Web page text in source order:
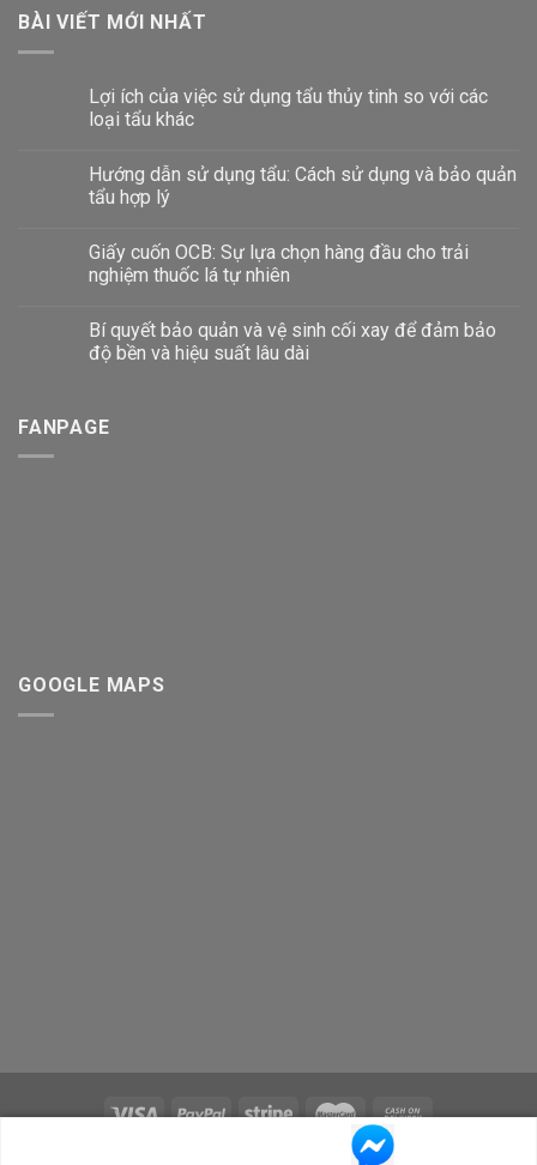
BÀI VIẾT MỚI NHẤT
Lợi ích của việc sử dụng tẩu thủy tinh so với các
loại tẩu khác
Hướng dẫn sử dụng tẩu: Cách sử dụng và bảo quản
tẩu hợp lý
Giấy cuốn OCB: Sự lựa chọn hàng đầu cho trải
nghiệm thuốc lá tự nhiên
Bí quyết bảo quản và vệ sinh cối xay để đảm bảo
độ bền và hiệu suất lâu dài
FANPAGE
GOOGLE MAPS
Ted 420 Store